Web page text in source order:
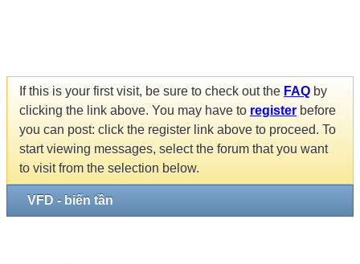
If this is your first visit, be sure to check out the FAQ by
clicking the link above. You may have to register before
you can post: click the register link above to proceed. To
start viewing messages, select the forum that you want
to visit from the selection below.
VFD - biến tần